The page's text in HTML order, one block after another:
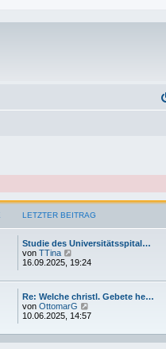
LETZTER BEITRAG
Studie des Universitätsspital…
von TTina
e
e
t
e
r
e
16.09.2025, 19:24
Re: Welche christl. Gebete he…
von OttomarG
e
e
s
10.06.2025, 14:57